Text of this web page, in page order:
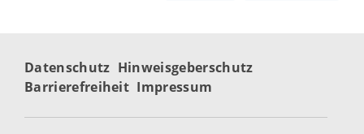
Datenschutz Hinweisgeberschutz
Barrierefreiheit Impressum